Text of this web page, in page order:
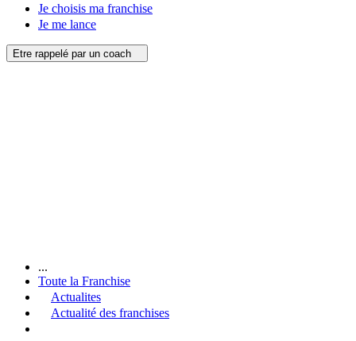
Je choisis ma franchise
Je me lance
Etre rappelé par un coach
...
Toute la Franchise
Actualites
Actualité des franchises